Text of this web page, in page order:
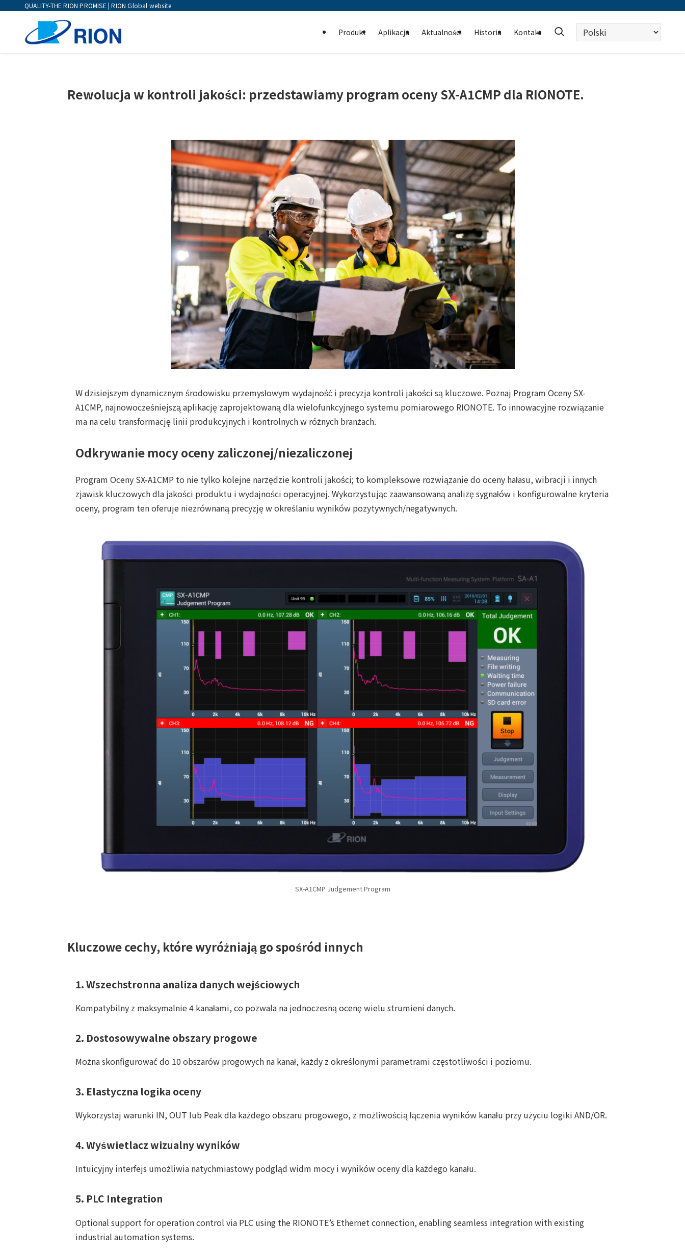
QUALITY-THE RION PROMISE | RION Global website
Produkt Aplikacja Aktualności Historia Kontakt
Wybierz
język
Rewolucja w kontroli jakości: przedstawiamy program oceny SX-A1CMP dla RIONOTE.
W dzisiejszym dynamicznym środowisku przemysłowym wydajność i precyzja kontroli jakości są kluczowe. Poznaj Program Oceny SX-
A1CMP, najnowocześniejszą aplikację zaprojektowaną dla wielofunkcyjnego systemu pomiarowego RIONOTE. To innowacyjne rozwiązanie
ma na celu transformację linii produkcyjnych i kontrolnych w różnych branżach.
Odkrywanie mocy oceny zaliczonej/niezaliczonej
Program Oceny SX-A1CMP to nie tylko kolejne narzędzie kontroli jakości; to kompleksowe rozwiązanie do oceny hałasu, wibracji i innych
zjawisk kluczowych dla jakości produktu i wydajności operacyjnej. Wykorzystując zaawansowaną analizę sygnałów i konfigurowalne kryteria
oceny, program ten oferuje niezrównaną precyzję w określaniu wyników pozytywnych/negatywnych.
SX-A1CMP Judgement Program
Kluczowe cechy, które wyróżniają go spośród innych
1.Wszechstronna analiza danych wejściowych
Kompatybilny z maksymalnie 4 kanałami, co pozwala na jednoczesną ocenę wielu strumieni danych.
2. Dostosowywalne obszary progowe
Można skonfigurować do 10 obszarów progowych na kanał, każdy z określonymi parametrami częstotliwości i poziomu.
3. Elastyczna logika oceny
Wykorzystaj warunki IN, OUT lub Peak dla każdego obszaru progowego, z możliwością łączenia wyników kanału przy użyciu logiki AND/OR.
4.Wyświetlacz wizualny wyników
Intuicyjny interfejs umożliwia natychmiastowy podgląd widm mocy i wyników oceny dla każdego kanału.
5. PLC Integration
Optional support for operation control via PLC using the RIONOTE’s Ethernet connection, enabling seamless integration with existing
industrial automation systems.